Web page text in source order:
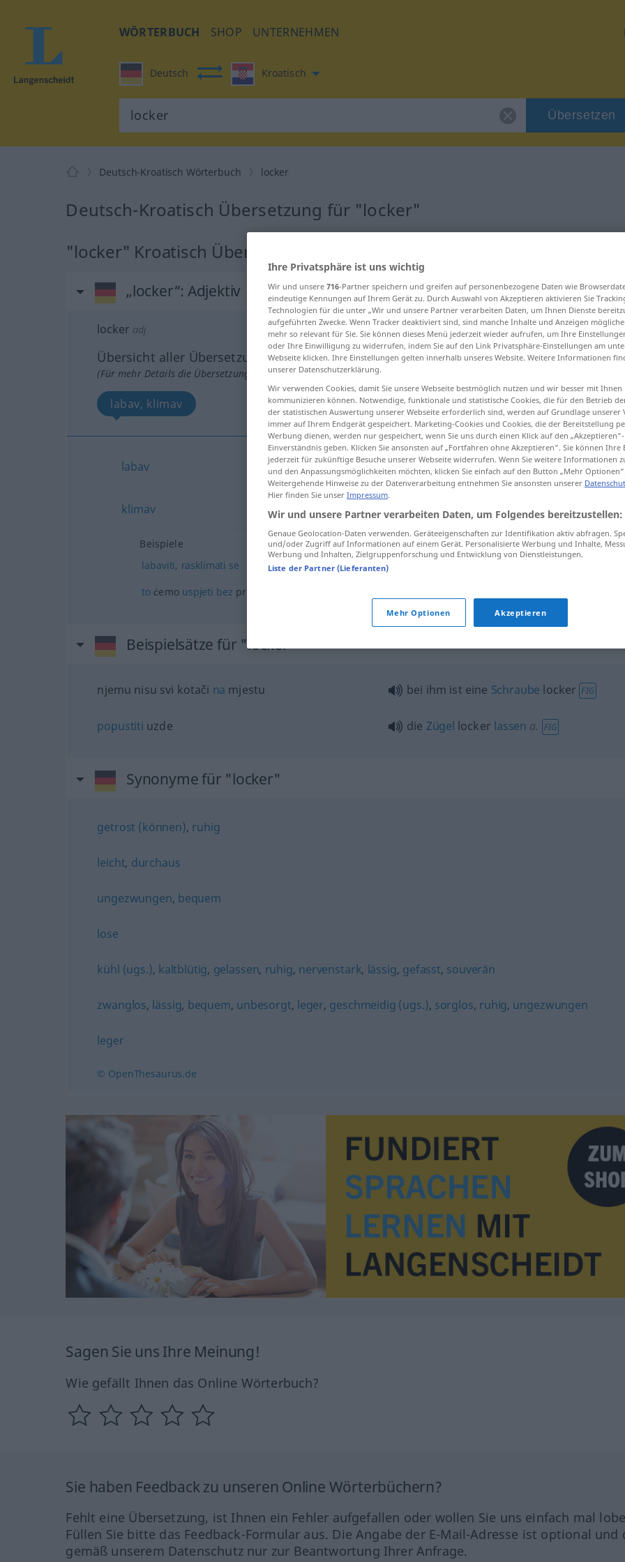
WÖRTERBUCH SHOP UNTERNEHMEN
Deutsch Kroatisch
Übersetzen
Deutsch-Kroatisch Wörterbuch locker
Deutsch-Kroatisch Übersetzung für "locker"
"locker" Kroatisch Übersetzung
„locker“: Adjektiv
locker adj
Übersicht aller Übersetzungen
(Für mehr Details die Übersetzung anklicken/antippen)
labav, klimav
labav locker
klimav lockerZahn
Beispiele
labaviti, rasklimati se
to ćemo uspjeti bez problema!
Beispielsätze für "locker"
njemu nisu svi kotači na mjestu bei ihm ist eine Schraube locker FIG
popustiti uzde die Zügel locker lassen a. FIG
Synonyme für "locker"
getrost (können), ruhig
leicht, durchaus
ungezwungen, bequem
lose
kühl (ugs.), kaltblütig, gelassen, ruhig, nervenstark, lässig, gefasst, souverän
zwanglos, lässig, bequem, unbesorgt, leger, geschmeidig (ugs.), sorglos, ruhig, ungezwungen
leger
© OpenThesaurus.de
Sagen Sie uns Ihre Meinung!
Wie gefällt Ihnen das Online Wörterbuch?
Sie haben Feedback zu unseren Online Wörterbüchern?
Fehlt eine Übersetzung, ist Ihnen ein Fehler aufgefallen oder wollen Sie uns einfach mal
Füllen Sie bitte das Feedback-Formular aus. Die Angabe der E-Mail-Adresse ist optional und
gemäß unserem Datenschutz nur zur Beantwortung Ihrer Anfrage.
Ihre Privatsphäre ist uns wichtig
Wir und unsere 716-Partner speichern und greifen auf personenbezogene Daten wie
eindeutige Kennungen auf Ihrem Gerät zu. Durch Auswahl von Akzeptieren aktivieren Sie
Technologien für die unter „Wir und unsere Partner verarbeiten Daten, um Ihnen Dienste
aufgeführten Zwecke. Wenn Tracker deaktiviert sind, sind manche Inhalte und Anzeigen
mehr so relevant für Sie. Sie können dieses Menü jederzeit wieder aufrufen, um Ihre
oder Ihre Einwilligung zu widerrufen, indem Sie auf den Link Privatsphäre-Einstellungen am
Webseite klicken. Ihre Einstellungen gelten innerhalb unseres Website. Weitere Informationen
unserer Datenschutzerklärung.
Wir verwenden Cookies, damit Sie unsere Webseite bestmöglich nutzen und wir besser mit Ihnen
kommunizieren können. Notwendige, funktionale und statistische Cookies, die für den Betrieb
der statistischen Auswertung unserer Webseite erforderlich sind, werden auf Grundlage unserer
immer auf Ihrem Endgerät gespeichert. Marketing-Cookies und Cookies, die der Bereitstellung
Werbung dienen, werden nur gespeichert, wenn Sie uns durch einen Klick auf den
Einverständnis geben. Klicken Sie ansonsten auf „Fortfahren ohne Akzeptieren“. Sie können Ihre
jederzeit für zukünftige Besuche unserer Webseite widerrufen. Wenn Sie weitere Informationen
und den Anpassungsmöglichkeiten möchten, klicken Sie einfach auf den Button „Mehr Optionen“.
Weitergehende Hinweise zu der Datenverarbeitung entnehmen Sie ansonsten unserer
Hier finden Sie unser Impressum.
Wir und unsere Partner verarbeiten Daten, um Folgendes bereitzustellen:
Genaue Geolocation-Daten verwenden. Geräteeigenschaften zur Identifikation aktiv abfragen.
und/oder Zugriff auf Informationen auf einem Gerät. Personalisierte Werbung und Inhalte,
Werbung und Inhalten, Zielgruppenforschung und Entwicklung von Dienstleistungen.
Liste der Partner (Lieferanten)
Mehr Optionen Akzeptieren